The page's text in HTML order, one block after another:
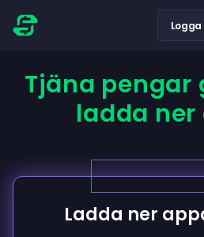
Logga
Tjäna pengar
ladda
Ladda ner